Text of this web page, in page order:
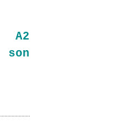
A2